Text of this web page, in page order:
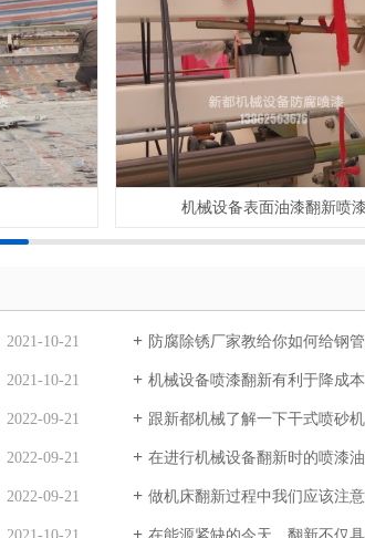
机械设备表面油漆翻新喷漆
2021-10-21 防腐除锈厂家教给你如何给钢
2021-10-21 机械设备喷漆翻新有利于降成
2022-09-21 跟新都机械了解一下干式喷砂
2022-09-21 在进行机械设备翻新时的喷漆
2022-09-21 做机床翻新过程中我们应该注